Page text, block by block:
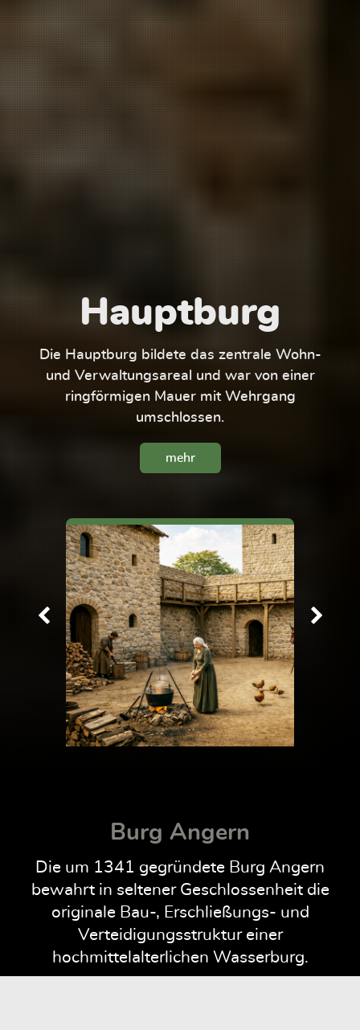
Hauptburg
Die Hauptburg bildete das zentrale Wohn-
und Verwaltungsareal und war von einer
ringförmigen Mauer mit Wehrgang
umschlossen.
mehr
Burg Angern
Die um 1341 gegründete Burg Angern
bewahrt in seltener Geschlossenheit die
originale Bau-, Erschließungs- und
Verteidigungsstruktur einer
hochmittelalterlichen Wasserburg.